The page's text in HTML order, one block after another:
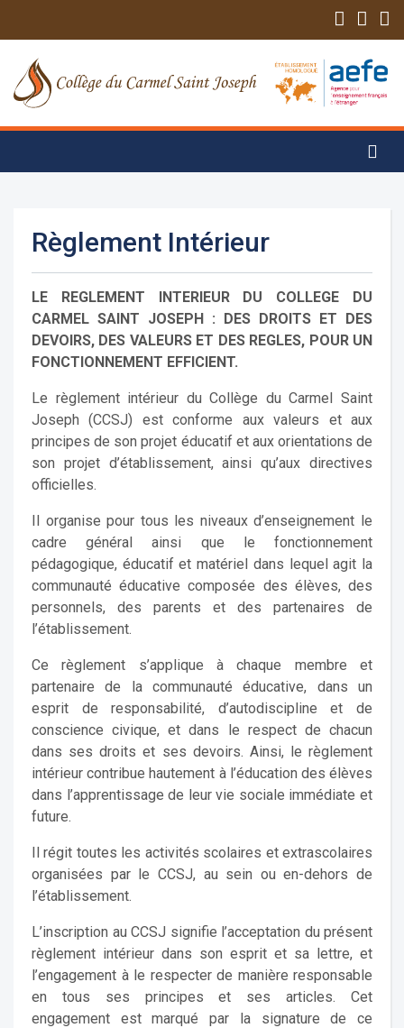
Règlement Intérieur
LE REGLEMENT INTERIEUR DU COLLEGE DU
CARMEL SAINT JOSEPH : DES DROITS ET DES
DEVOIRS, DES VALEURS ET DES REGLES, POUR UN
FONCTIONNEMENT EFFICIENT.
Le règlement intérieur du Collège du Carmel Saint
Joseph (CCSJ) est conforme aux valeurs et aux
principes de son projet éducatif et aux orientations de
son projet d’établissement, ainsi qu’aux directives
officielles.
Il organise pour tous les niveaux d’enseignement le
cadre général ainsi que le fonctionnement
pédagogique, éducatif et matériel dans lequel agit la
communauté éducative composée des élèves, des
personnels, des parents et des partenaires de
l’établissement.
Ce règlement s’applique à chaque membre et
partenaire de la communauté éducative, dans un
esprit de responsabilité, d’autodiscipline et de
conscience civique, et dans le respect de chacun
dans ses droits et ses devoirs. Ainsi, le règlement
intérieur contribue hautement à l’éducation des élèves
dans l’apprentissage de leur vie sociale immédiate et
future.
Il régit toutes les activités scolaires et extrascolaires
organisées par le CCSJ, au sein ou en-dehors de
l’établissement.
L’inscription au CCSJ signifie l’acceptation du présent
règlement intérieur dans son esprit et sa lettre, et
l’engagement à le respecter de manière responsable
en tous ses principes et ses articles. Cet
engagement est marqué par la signature de ce